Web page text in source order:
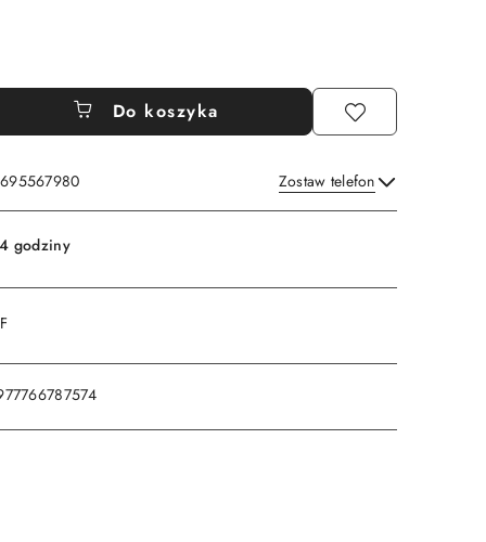
Do koszyka
Zostaw telefon
Wyślij
godziny